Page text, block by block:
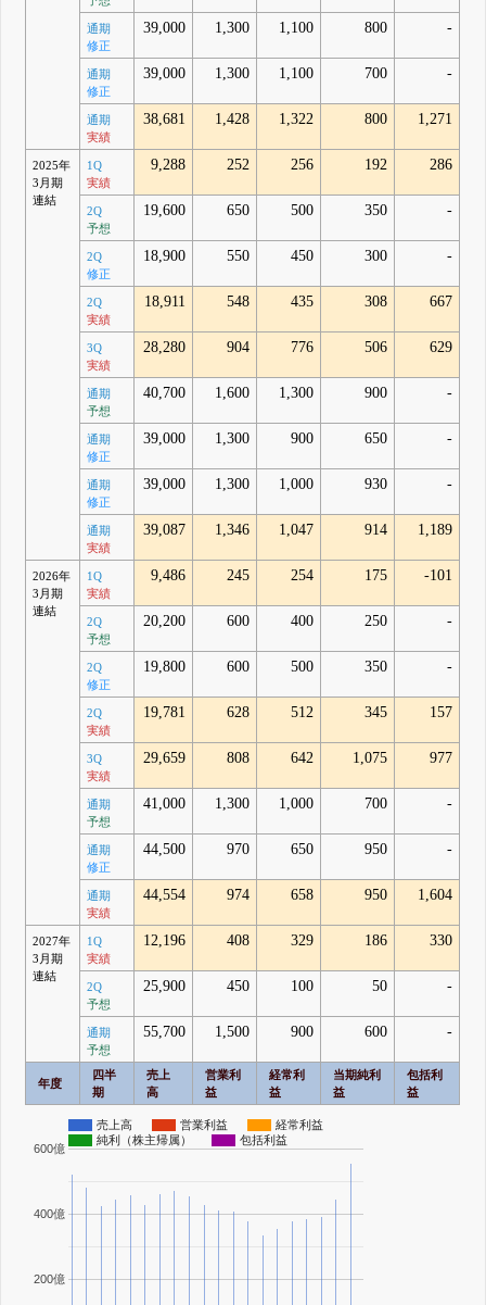
通期
修正
39,000 1,300 1,100 800 -
通期
修正
39,000 1,300 1,100 700 -
通期
実績
38,681 1,428 1,322 800 1,271
2025年
3月期
連結
1Q
実績
9,288 252 256 192 286
2Q
予想
19,600 650 500 350 -
2Q
修正
18,900 550 450 300 -
2Q
実績
18,911 548 435 308 667
3Q
実績
28,280 904 776 506 629
通期
予想
40,700 1,600 1,300 900 -
通期
修正
39,000 1,300 900 650 -
通期
修正
39,000 1,300 1,000 930 -
通期
実績
39,087 1,346 1,047 914 1,189
2026年
3月期
連結
1Q
実績
9,486 245 254 175 -101
2Q
予想
20,200 600 400 250 -
2Q
修正
19,800 600 500 350 -
2Q
実績
19,781 628 512 345 157
3Q
実績
29,659 808 642 1,075 977
通期
予想
41,000 1,300 1,000 700 -
通期
修正
44,500 970 650 950 -
通期
実績
44,554 974 658 950 1,604
2027年
3月期
連結
1Q
実績
12,196 408 329 186 330
2Q
予想
25,900 450 100 50 -
通期
予想
55,700 1,500 900 600 -
年度
四半
期
売上
高
営業利
益
経常利
益
当期純利
益
包括利
益
売上高 営業利益
経常利益
純利（株主帰属）
包括利益
200億
400億
600億